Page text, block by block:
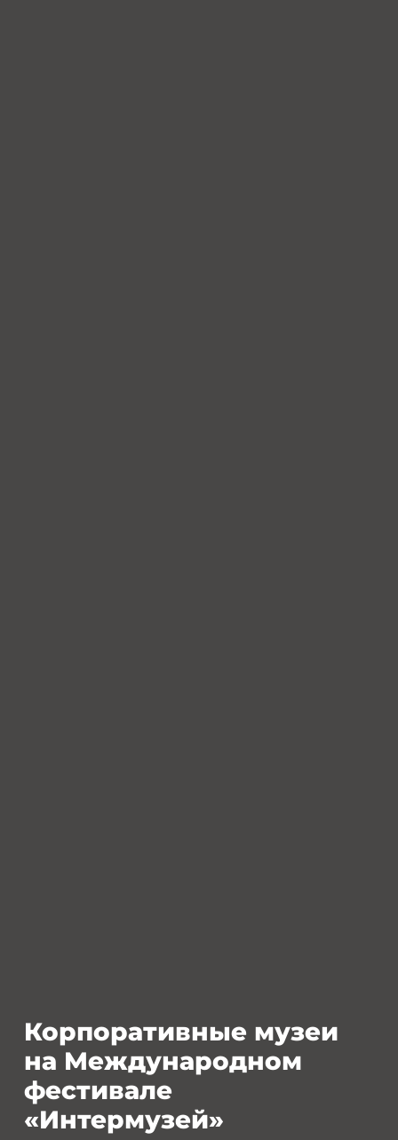
Корпоративные музеи
на Международном
фестивале
«Интермузей»